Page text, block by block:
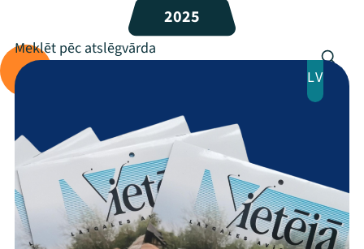
Programma
Jaunumi
Ziedo
Veikals
Kontakti
2025
LV